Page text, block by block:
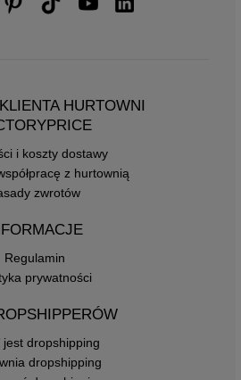
HURTOWNI
i koszty dostawy
z hurtownią
zwrotów
Regulamin
prywatności
jest dropshipping
dropshipping